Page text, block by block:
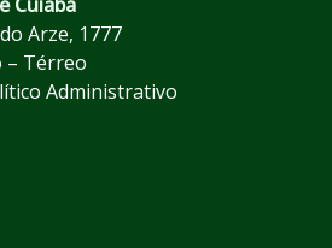
Cuiabá
Arze, 1777
– Térreo
Administrativo